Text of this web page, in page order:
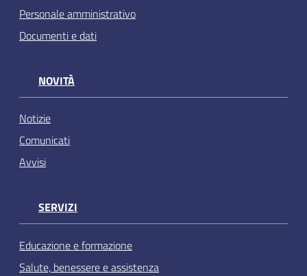
Personale amministrativo
Documenti e dati
NOVITÀ
Notizie
Comunicati
Avvisi
SERVIZI
Educazione e formazione
Salute, benessere e assistenza